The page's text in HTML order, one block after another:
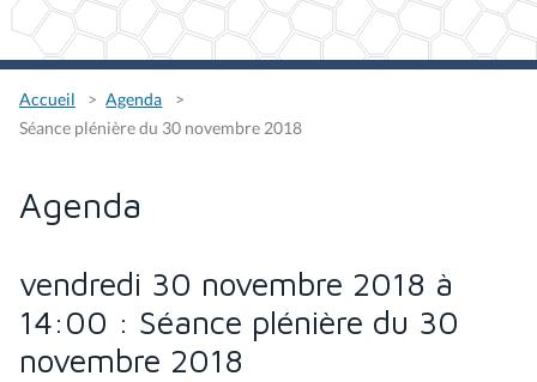
Accueil
Agenda
Séance plénière du 30 novembre 2018
Agenda
vendredi 30 novembre 2018 à
14:00 : Séance plénière du 30
novembre 2018